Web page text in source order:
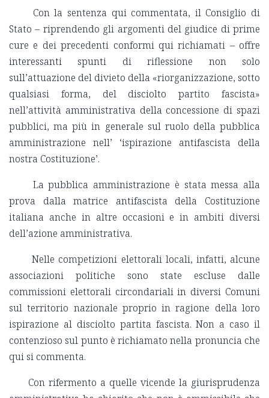
Con la sentenza qui commentata, il Consiglio di
Stato – riprendendo gli argomenti del giudice di prime
cure e dei precedenti conformi qui richiamati – offre
interessanti spunti di riflessione non solo
sull’attuazione del divieto della «riorganizzazione, sotto
qualsiasi forma, del disciolto partito fascista»
nell’attività amministrativa della concessione di spazi
pubblici, ma più in generale sul ruolo della pubblica
amministrazione nell’ ‘ispirazione antifascista della
nostra Costituzione’.
La pubblica amministrazione è stata messa alla
prova dalla matrice antifascista della Costituzione
italiana anche in altre occasioni e in ambiti diversi
dell’azione amministrativa.
Nelle competizioni elettorali locali, infatti, alcune
associazioni politiche sono state escluse dalle
commissioni elettorali circondariali in diversi Comuni
sul territorio nazionale proprio in ragione della loro
ispirazione al disciolto partita fascista. Non a caso il
contenzioso sul punto è richiamato nella pronuncia che
qui si commenta.
Con rifermento a quelle vicende la giurisprudenza